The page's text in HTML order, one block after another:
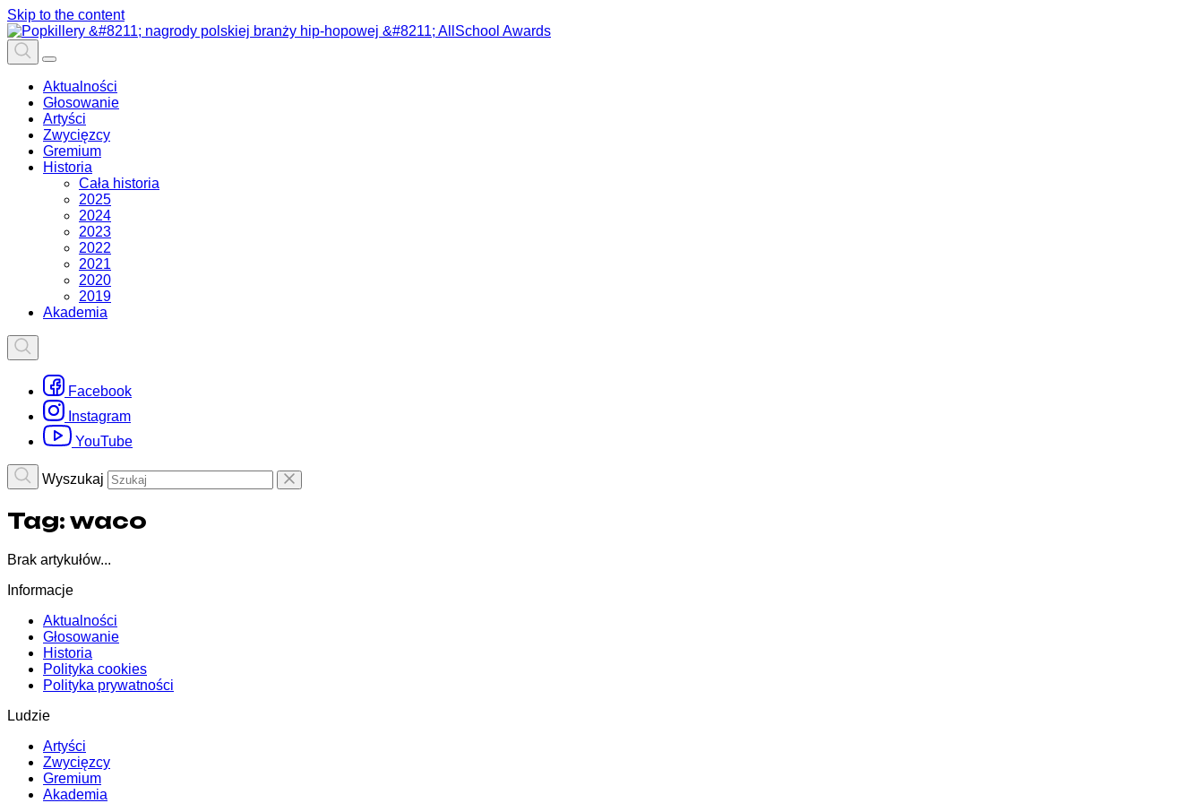
Skip to the content
Aktualności
Głosowanie
Artyści
Zwycięzcy
Gremium
Historia
Cała historia
2025
2024
2023
2022
2021
2020
2019
Akademia
Facebook
Instagram
YouTube
Wyszukaj
Tag: waco
Brak artykułów...
Informacje
Aktualności
Głosowanie
Historia
Polityka cookies
Polityka prywatności
Ludzie
Artyści
Zwycięzcy
Gremium
Akademia